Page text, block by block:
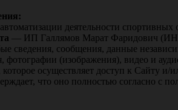
деятельности
— ИП Галлямов Марат Фаридович
сведения, сообщения, данные
фотографии (изображения), видео и
которое осуществляет доступ к Сайту
что оно полностью согласно